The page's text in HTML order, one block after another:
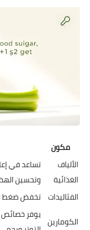
مكون
الألياف
الغذائية
تساعد في
وتحسين
الفثاليدات تخفض ضغط
الكومارين
يوفر خصائص